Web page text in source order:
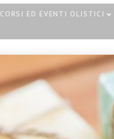
CORSI ED EVENTI OLISTICI